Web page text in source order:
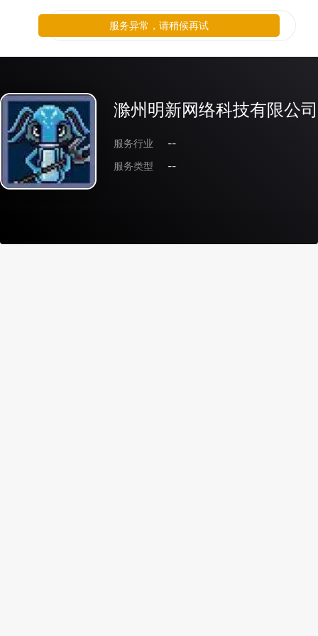
滁州明新网络科技有限公司
服务行业
--
服务类型
--
服务异常，请稍候再试